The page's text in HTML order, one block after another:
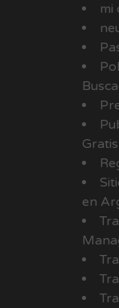
mi
Gratis
en